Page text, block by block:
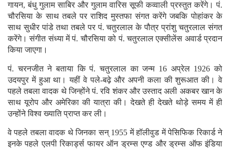
गायन, बंधु गुलाम साबिर और गुलाम वारिस सूफी कव्वाली प्रस्तुत करेंगे। पं.
चौरसिया के साथ तबले पर राशिद मुस्तफा संगत करेंगे जबकि पोहांकर के
साथ सुधीर पांडे तथा तबले पर पं. चतुरलाल के पौत्र प्रांशु चतुरलाल संगत
करेंगे। संगीत संध्या में पं. चौरसिया को पं. चतुरलाल एक्सीलेंस अवार्ड प्रदान
किया जाएगा।
पं. चरनजीत ने बताया कि पं. चतुरलाल का जन्म 16 अप्रेल 1926 को
उदयपुर में हुआ था। यहीं वे पले-बढ़े और अपनी कला की शुरूआत की। वे
पहले तबला वादक थे जिन्होंने पं. रवि शंकर और उस्ताद अली अकबर खान के
साथ यूरोप और अमेरिका की यात्रा की। देखते ही देखते थोड़े समय में ही
उन्होंने विश्व ख्याति प्राप्त कर ली।
वे पहले तबला वादक थे जिनका सन् 1955 में हॉलीवुड में पेसिफिक रिकार्ड ने
इनके पहले एलपी रिकार्ड्स फायर ऑन ड्रम्स एण्ड और ड्रम्स ऑफ इंडिया